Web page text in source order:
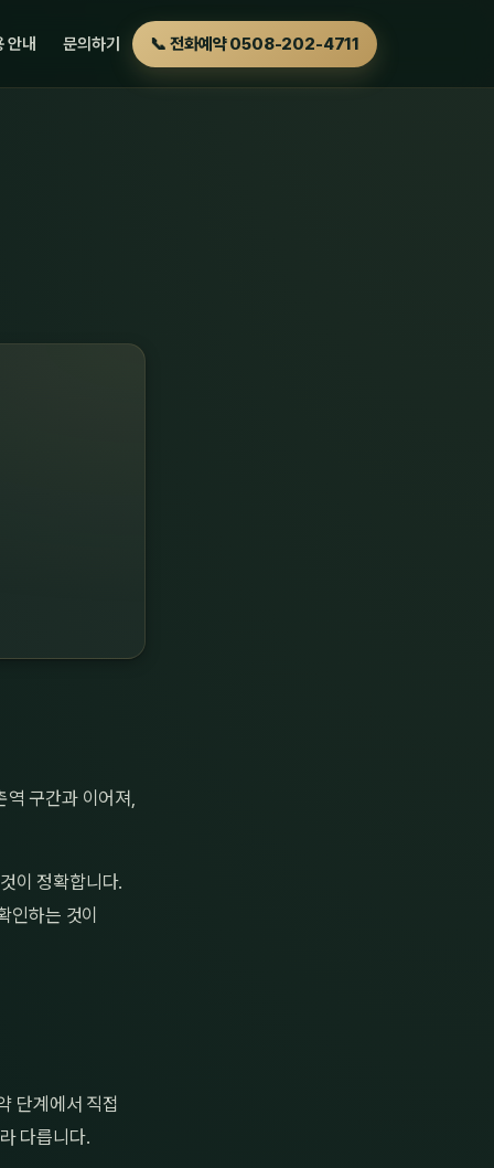
안내 문의하기 📞 전화예약 0508-202-4711
역 구간과 이어져,
이 정확합니다.
인하는 것이
단계에서 직접
다릅니다.